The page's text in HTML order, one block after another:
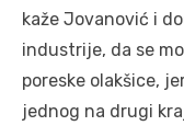
kaže Jovanović i
industrije, da se
poreske olakšice,
jednog na drugi